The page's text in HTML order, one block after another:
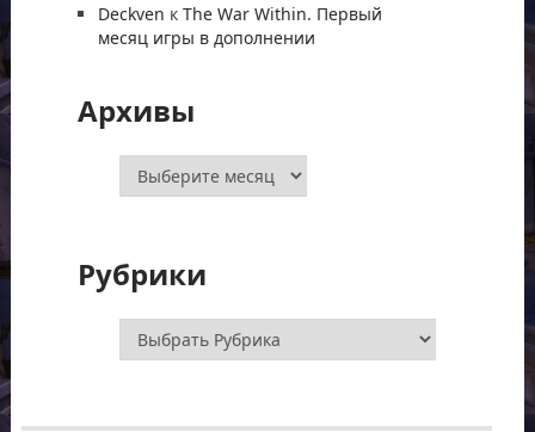
Deckven кThe War Within. Первый
месяц игры в дополнении
Архивы
Архивы
Рубрики
Рубрики